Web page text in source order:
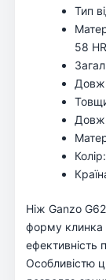
Тип
58
Ніж Ganzo
форму клинка
ефективність
Особливістю